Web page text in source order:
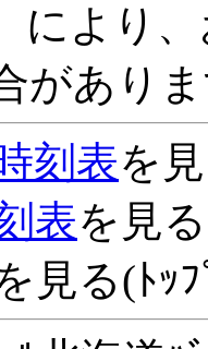
により
があり
刻表を
表を見る
見る(ﾄｯ